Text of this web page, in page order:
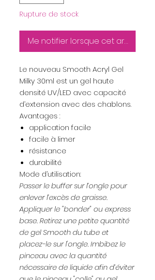
Rupture de stock
Me notifier lorsque cet article est
Le nouveau Smooth Acryl Gel
Milky 30ml est un gel haute
densité UV/LED avec capacité
d’extension avec des chablons.
Avantages :
application facile
facile à limer
résistance
durabilité
Mode d’utilisation:
Passer le buffer sur l’ongle pour
enlever l’excès de graisse.
Appliquer le "bonder" ou express
base. Retirez une petite quantité
de gel Smooth du tube et
placez-le sur l'ongle. Imbibez le
pinceau avec la quantité
nécessaire de liquide afin d’éviter